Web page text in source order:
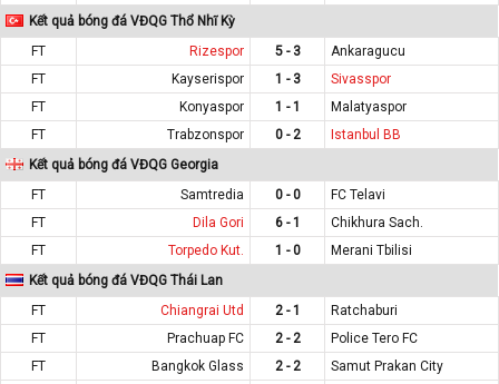
Kết quả bóng đá VĐQG Thổ Nhĩ Kỳ
FT
Rizespor 5 - 3
Ankaragucu
FT
Kayserispor 1 - 3
Sivasspor
FT
Konyaspor 1 - 1
Malatyaspor
FT
Trabzonspor 0 - 2
Istanbul BB
Kết quả bóng đá VĐQG Georgia
FT
Samtredia 0 - 0
FC Telavi
FT
Dila Gori 6 - 1
Chikhura Sach.
FT
Torpedo Kut. 1 - 0
Merani Tbilisi
Kết quả bóng đá VĐQG Thái Lan
FT
Chiangrai Utd 2 - 1
Ratchaburi
FT
Prachuap FC 2 - 2
Police Tero FC
FT
Bangkok Glass 2 - 2
Samut Prakan City